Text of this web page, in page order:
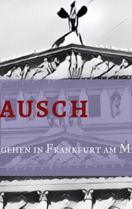
in Frankfurt am